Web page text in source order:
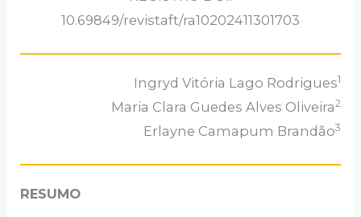
10.69849/revistaft/ra10202411301703
Ingryd Vitória Lago Rodrigues1
Maria Clara Guedes Alves Oliveira2
Erlayne Camapum Brandão3
RESUMO